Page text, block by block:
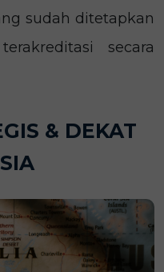
sudah ditetapkan
secara
& DEKAT